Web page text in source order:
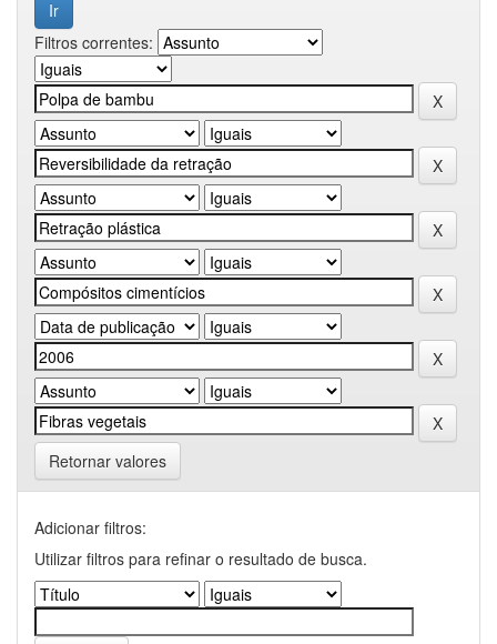
Filtros correntes:
Retornar valores
Adicionar filtros:
Utilizar filtros para refinar o resultado de busca.